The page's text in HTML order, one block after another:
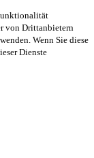
von Drittanbietern
Wenn Sie diese
Dienste